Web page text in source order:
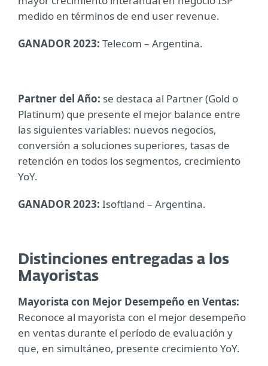
medido en términos de end user revenue.
GANADOR 2023: Telecom – Argentina.
Partner del Año: se destaca al Partner (Gold o
Platinum) que presente el mejor balance entre
las siguientes variables: nuevos negocios,
conversión a soluciones superiores, tasas de
retención en todos los segmentos, crecimiento
YoY.
GANADOR 2023: Isoftland – Argentina.
Distinciones entregadas a los
Mayoristas
Mayorista con Mejor Desempeño en Ventas:
Reconoce al mayorista con el mejor desempeño
en ventas durante el período de evaluación y
que, en simultáneo, presente crecimiento YoY.